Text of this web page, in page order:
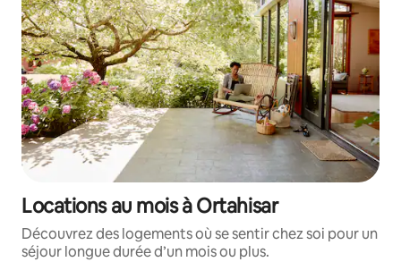
Locations au mois à Ortahisar
Découvrez des logements où se sentir chez soi pour un
séjour longue durée d’un mois ou plus.